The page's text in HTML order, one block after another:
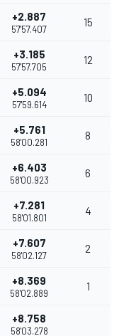
+2.887
57'57.407
15
+3.185
57'57.705
12
+5.094
57'59.614
10
+5.761
58'00.281
8
+6.403
58'00.923
6
+7.281
58'01.801
4
+7.607
58'02.127
2
+8.369
58'02.889
1
+8.758
58'03.278